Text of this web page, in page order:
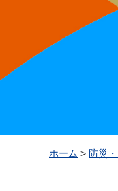
ホーム > 防災